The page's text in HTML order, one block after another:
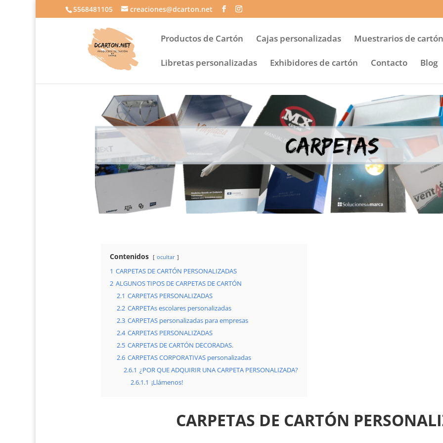
5568481105 creaciones@dcarton.net
Productos de Cartón Cajas personalizadas Muestrarios de cartón
Libretas personalizadas Exhibidores de cartón Contacto Blog
Contenidos ocultar
1 CARPETAS DE CARTÓN PERSONALIZADAS
2 ALGUNOS TIPOS DE CARPETAS DE CARTÓN
2.1 CARPETAS PERSONALIZADAS
2.2 CARPETAs escolares personalizadas
2.3 CARPETAS personalizadas para empresas
2.4 CARPETAS PERSONALIZADAS
2.5 CARPETAS DE CARTÓN DECORADAS.
2.6 CARPETAS CORPORATIVAS personalizadas
2.6.1 ¿POR QUE ADQUIRIR UNA CARPETA PERSONALIZADA?
2.6.1.1 ¡Llámenos!
CARPETAS DE CARTÓN